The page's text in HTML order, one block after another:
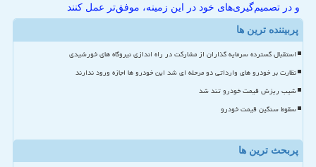
و در تصمیم‌گیری‌های خود در این زمینه، موفق‌تر عمل کنند
پربیننده ترین ها
استقبال گسترده سرمایه گذاران از مشارکت در راه اندازی نیروگاه های خورشیدی
نظارت بر خودرو های وارداتی دو مرحله ای شد این خودرو ها اجازه ورود ندارند
شیب ریزش قیمت خودرو تند شد
سقوط سنگین قیمت خودرو
پربحث ترین ها